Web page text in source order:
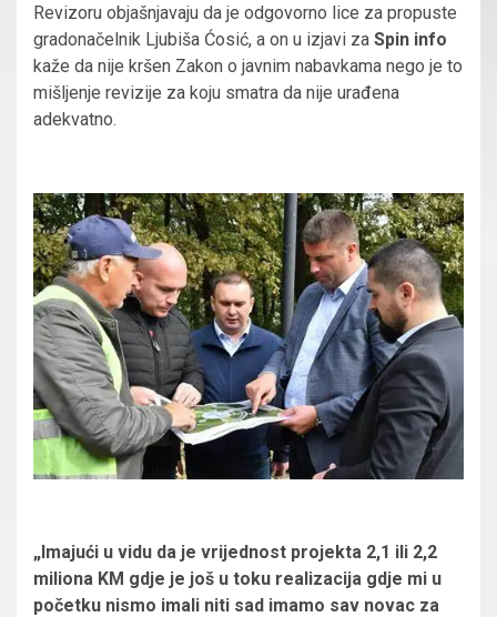
Revizoru objašnjavaju da je odgovorno lice za propuste
gradonačelnik Ljubiša Ćosić, a on u izjavi za Spin info
kaže da nije kršen Zakon o javnim nabavkama nego je to
mišljenje revizije za koju smatra da nije urađena
adekvatno.
„Imajući u vidu da je vrijednost projekta 2,1 ili 2,2
miliona KM gdje je još u toku realizacija gdje mi u
početku nismo imali niti sad imamo sav novac za